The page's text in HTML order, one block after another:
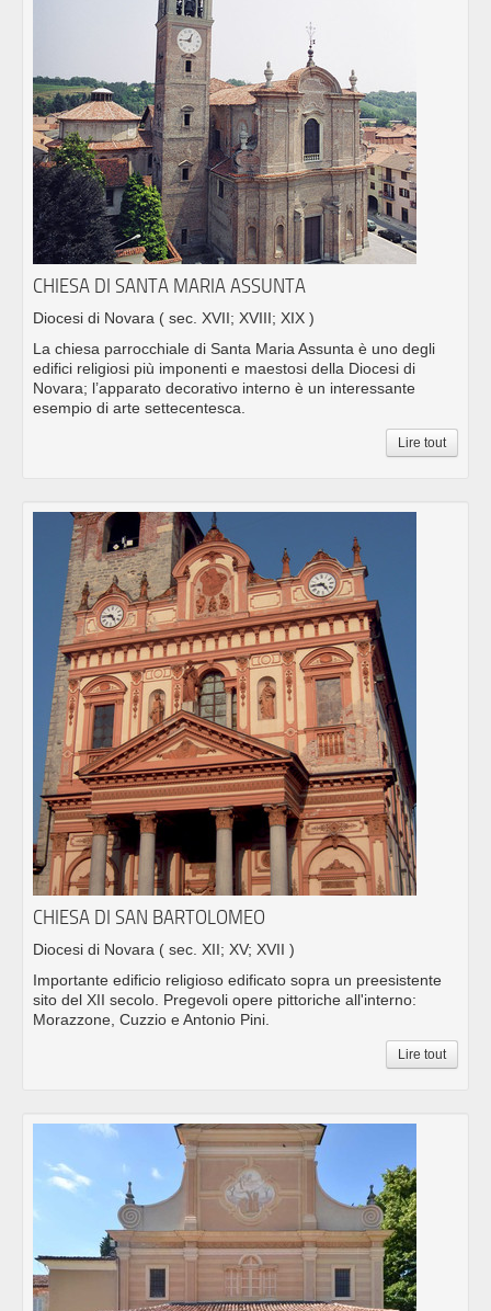
CHIESA DI SANTA MARIA ASSUNTA
Diocesi di Novara ( sec. XVII; XVIII; XIX )
La chiesa parrocchiale di Santa Maria Assunta è uno degli
edifici religiosi più imponenti e maestosi della Diocesi di
Novara; l’apparato decorativo interno è un interessante
esempio di arte settecentesca.
Lire tout
CHIESA DI SAN BARTOLOMEO
Diocesi di Novara ( sec. XII; XV; XVII )
Importante edificio religioso edificato sopra un preesistente
sito del XII secolo. Pregevoli opere pittoriche all'interno:
Morazzone, Cuzzio e Antonio Pini.
Lire tout